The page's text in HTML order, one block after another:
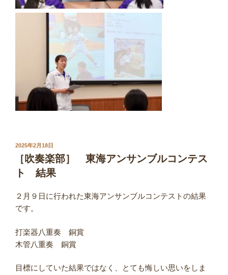
投
日:
2025年2月18日
［吹奏楽部］ 東海アンサンブルコンテス
ト 結果
２月９日に行われた東海アンサンブルコンテストの結果
です。
打楽器八重奏 銅賞
木管八重奏 銅賞
目標にしていた結果ではなく、とても悔しい思いをしま